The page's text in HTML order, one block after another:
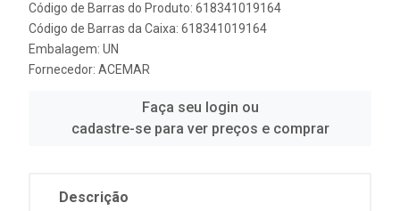
Código de Barras do Produto: 618341019164
Código de Barras da Caixa: 618341019164
Embalagem: UN
Fornecedor: ACEMAR
Faça seu login ou
cadastre-se para ver preços e comprar
Descrição